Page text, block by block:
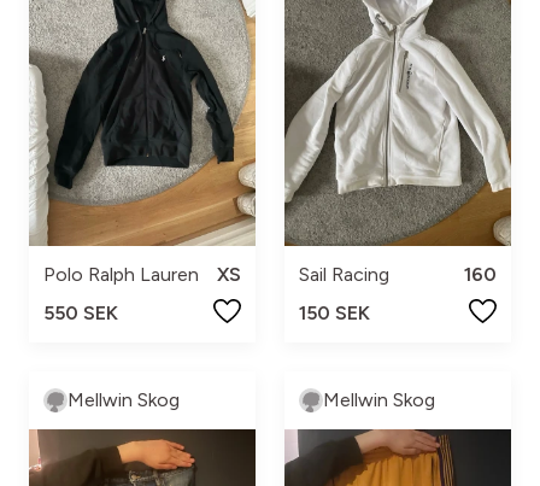
Polo Ralph Lauren
XS
550 SEK
Sail Racing
160
150 SEK
Mellwin Skog Mellwin Skog